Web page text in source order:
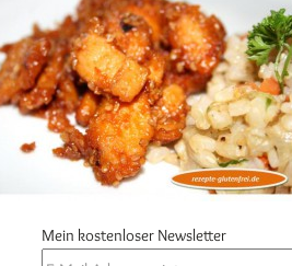
Mein kostenloser Newsletter